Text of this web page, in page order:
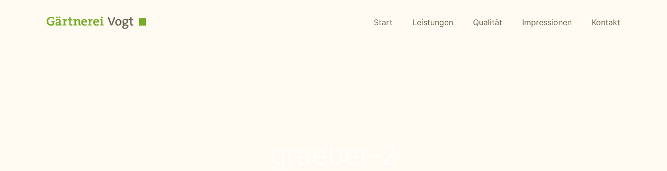
Start Leistungen Qualität Impressionen Kontakt